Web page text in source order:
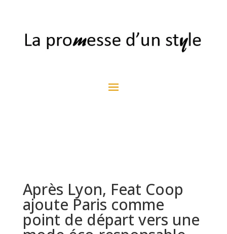
Après Lyon, Feat Coop
ajoute Paris comme
point de départ vers une